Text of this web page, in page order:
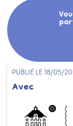
PUBLIÉ LE 18/05/
Avec